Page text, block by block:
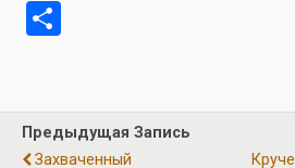
o
o
a
m
A
p
р
а
Предыдущая Запись
Захваченный